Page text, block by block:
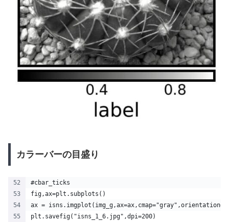
カラーバーの目盛り
#cbar_ticks
fig,ax=plt.subplots()
ax =
plt.savefig("isns_1_6.jpg",dpi=200)